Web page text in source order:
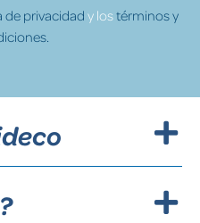
de privacidad y lostérminos y